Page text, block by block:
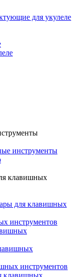
для укулеле
инструменты
клавишных
для клавишных
инструментов
инструментов
клавишных